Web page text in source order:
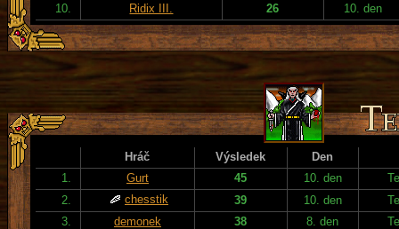
10.
Ridix III. 26 10. den
Hráč Výsledek
Den
1.
Gurt 45 10. den
2.
chesstik 39 10. den
3.
demonek 38 8. den